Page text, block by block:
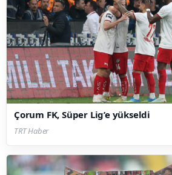
Çorum FK, Süper Lig’e yükseldi
TRT Haber